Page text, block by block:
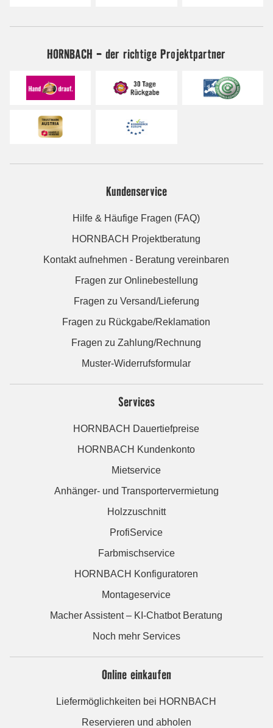
HORNBACH - der richtige Projektpartner
Kundenservice
Hilfe & Häufige Fragen (FAQ)
HORNBACH Projektberatung
Kontakt aufnehmen - Beratung vereinbaren
Fragen zur Onlinebestellung
Fragen zu Versand/Lieferung
Fragen zu Rückgabe/Reklamation
Fragen zu Zahlung/Rechnung
Muster-Widerrufsformular
Services
HORNBACH Dauertiefpreise
HORNBACH Kundenkonto
Mietservice
Anhänger- und Transportervermietung
Holzzuschnitt
ProfiService
Farbmischservice
HORNBACH Konfiguratoren
Montageservice
Macher Assistent – KI-Chatbot Beratung
Noch mehr Services
Online einkaufen
Liefermöglichkeiten bei HORNBACH
Reservieren und abholen